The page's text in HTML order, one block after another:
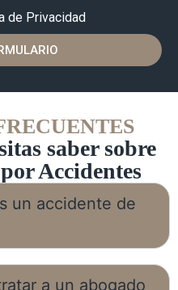
de Privacidad
saber sobre
Accidentes
un accidente de
a un abogado